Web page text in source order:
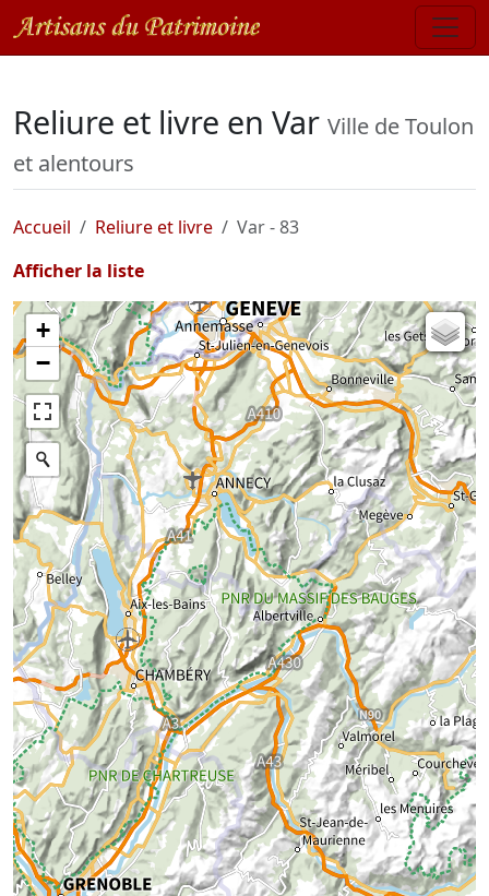
Reliure et livre en Var Ville de Toulon
et alentours
Accueil Reliure et livre
Var - 83
Afficher la liste
+
−
Carte de l'état-major (1820-1866)
Parcellaire cadastral
Plan IGN
Photographies aériennes